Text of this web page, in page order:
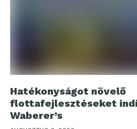
Hatékonyságot növelő
flottafejlesztéseket
Waberer’s